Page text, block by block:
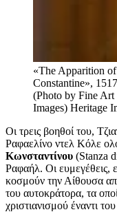
«The Apparition
Constantine»,
(Photo by Fine Art
Images) Heritage
Οι τρεις βοηθοί του,
Ραφαελίνο ντελ Κόλε
Κωνσταντίνου (Stanza
Ραφαήλ. Οι ευμεγέθεις,
κοσμούν την Αίθουσα
του αυτοκράτορα, τα
χριστιανισμού έναντι